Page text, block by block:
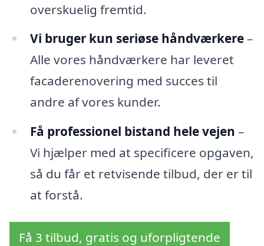
overskuelig fremtid.
Vi bruger kun seriøse håndværkere–
Alle vores håndværkere har leveret
facaderenovering med succes til
andre af vores kunder.
Få professionel bistand hele vejen –
Vi hjælper med at specificere opgaven,
så du får et retvisende tilbud, der er til
at forstå.
Få 3 tilbud, gratis og uforpligtende